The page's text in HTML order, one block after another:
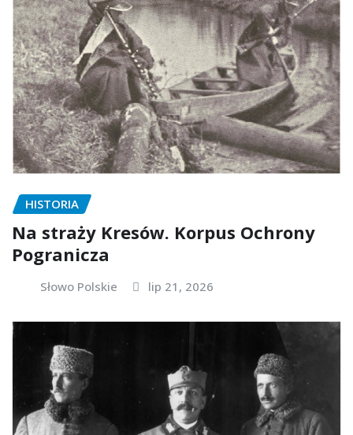
HISTORIA
Na straży Kresów. Korpus Ochrony
Pogranicza
Słowo Polskie lip 21, 2026